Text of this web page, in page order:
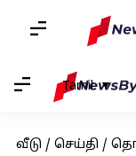
Tamil
வீடு / செய்தி /